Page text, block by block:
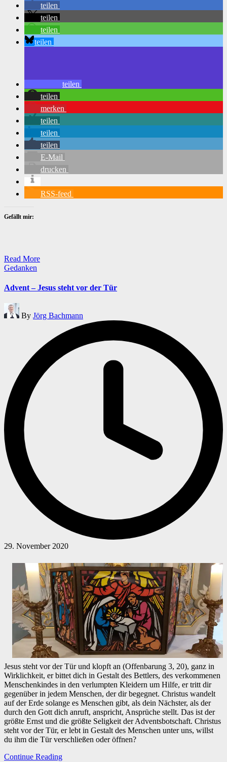
teilen
teilen
teilen
teilen
teilen
teilen
merken
teilen
teilen
teilen
E-Mail
drucken
RSS-feed
Gefällt mir:
Read More
Posted
Gedanken
Advent – Jesus steht vor der Tür
Posted
by
By Jörg Bachmann
29. November 2020
Jesus steht vor der Tür und klopft an (Offenbarung 3, 20), ganz in
Wirklichkeit, er bittet dich in Gestalt des Bettlers, des verkommenen
Menschenkindes in den verlumpten Kleidern um Hilfe, er tritt dir
gegenüber in jedem Menschen, der dir begegnet. Christus wandelt
auf der Erde solange es Menschen gibt, als dein Nächster, als der
durch den Gott dich anruft, anspricht, Ansprüche stellt. Das ist der
größte Ernst und die größte Seligkeit der Adventsbotschaft. Christus
steht vor der Tür, er lebt in Gestalt des Menschen unter uns, willst
du ihm die Tür verschließen oder öffnen?
Continue Reading